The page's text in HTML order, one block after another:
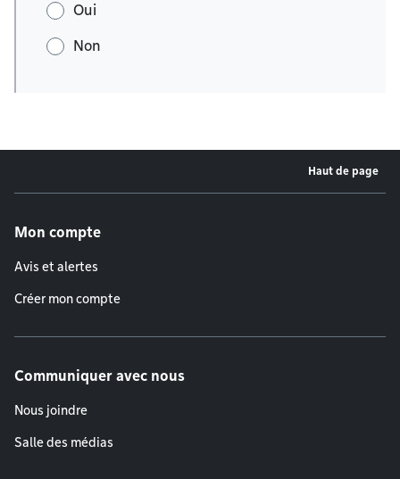
Oui
Non
Haut de page
Mon compte
Avis et alertes
Créer mon compte
Communiquer avec nous
Nous joindre
Salle des médias